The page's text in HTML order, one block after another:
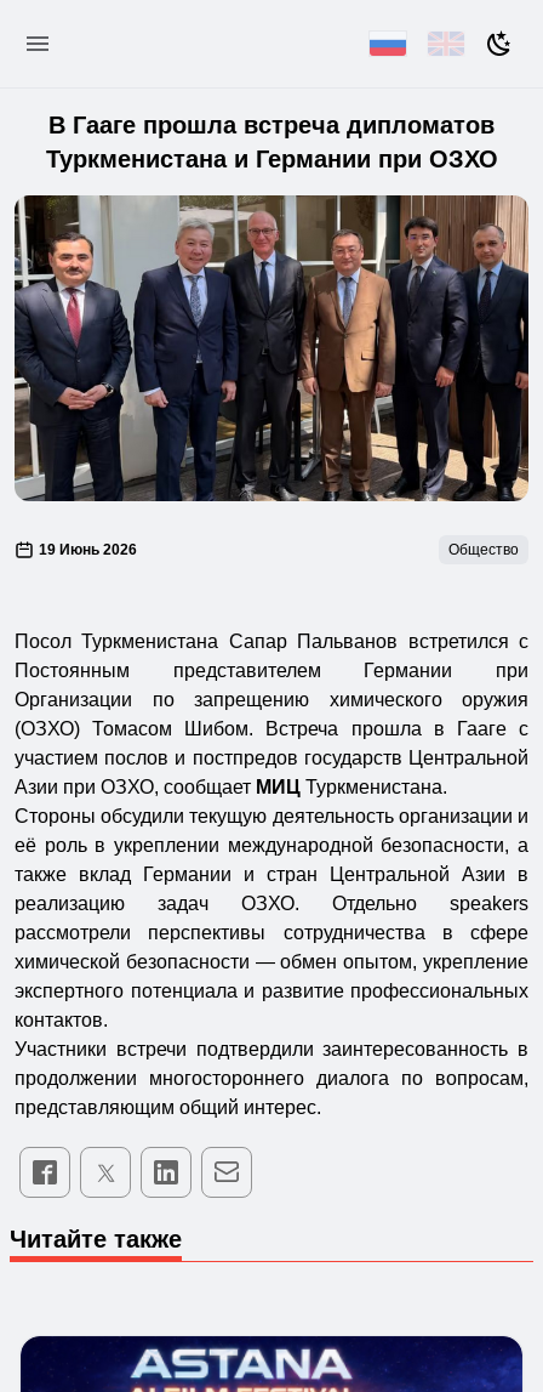
В Гааге прошла встреча дипломатов
Туркменистана и Германии при ОЗХО
19 Июнь 2026 Общество
Посол Туркменистана Сапар Пальванов встретился с
Постоянным представителем Германии при
Организации по запрещению химического оружия
(ОЗХО) Томасом Шибом. Встреча прошла в Гааге с
участием послов и постпредов государств Центральной
Азии при ОЗХО, сообщает МИЦ Туркменистана.
Стороны обсудили текущую деятельность организации и
её роль в укреплении международной безопасности, а
также вклад Германии и стран Центральной Азии в
реализацию задач ОЗХО. Отдельно speakers
рассмотрели перспективы сотрудничества в сфере
химической безопасности — обмен опытом, укрепление
экспертного потенциала и развитие профессиональных
контактов.
Участники встречи подтвердили заинтересованность в
продолжении многостороннего диалога по вопросам,
представляющим общий интерес.
Читайте также